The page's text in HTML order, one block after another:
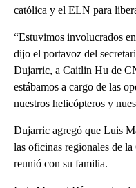
católica y el ELN para
“Estuvimos involucrados
dijo el portavoz del
Dujarric, a Caitlin Hu de
estábamos a cargo de las
nuestros helicópteros y
Dujarric agregó que Luis
las oficinas regionales de
reunió con su familia.